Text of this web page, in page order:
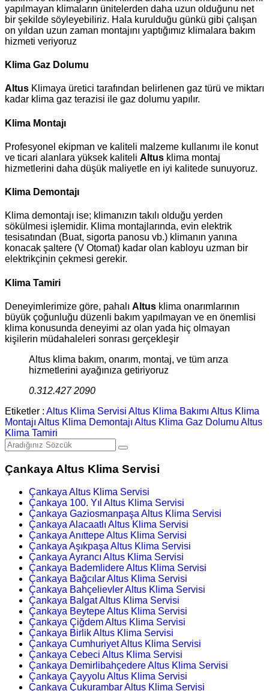
yapılmayan klimaların ünitelerden daha uzun olduğunu net
bir şekilde söyleyebiliriz. Hala kurulduğu günkü gibi çalışan
on yıldan uzun zaman montajını yaptığımız klimalara bakım
hizmeti veriyoruz
Klima Gaz Dolumu
Altus Klimaya üretici tarafından belirlenen gaz türü ve miktarı
kadar klima gaz terazisi ile gaz dolumu yapılır.
Klima Montajı
Profesyonel ekipman ve kaliteli malzeme kullanımı ile konut
ve ticari alanlara yüksek kaliteli Altus klima montaj
hizmetlerini daha düşük maliyetle en iyi kalitede sunuyoruz.
Klima Demontajı
Klima demontajı ise; klimanızın takılı olduğu yerden
sökülmesi işlemidir. Klima montajlarında, evin elektrik
tesisatından (Buat, sigorta panosu vb.) klimanın yanına
konacak şaltere (V Otomat) kadar olan kabloyu uzman bir
elektrikçinin çekmesi gerekir.
Klima Tamiri
Deneyimlerimize göre, pahalı Altus klima onarımlarının
büyük çoğunluğu düzenli bakım yapılmayan ve en önemlisi
klima konusunda deneyimi az olan yada hiç olmayan
kişilerin müdahaleleri sonrası gerçekleşir
Altus klima bakım, onarım, montaj, ve tüm arıza
hizmetlerini ayağınıza getiriyoruz
0.312.427 2090
Etiketler : Altus Klima Servisi Altus Klima Bakımı Altus Klima
Montajı Altus Klima Demontajı Altus Klima Gaz Dolumu Altus
Klima Tamiri
Çankaya Altus Klima Servisi
Çankaya Altus Klima Servisi
Çankaya 100. Yıl Altus Klima Servisi
Çankaya Gaziosmanpaşa Altus Klima Servisi
Çankaya Alacaatlı Altus Klima Servisi
Çankaya Anıttepe Altus Klima Servisi
Çankaya Aşıkpaşa Altus Klima Servisi
Çankaya Ayrancı Altus Klima Servisi
Çankaya Bademlidere Altus Klima Servisi
Çankaya Bağcılar Altus Klima Servisi
Çankaya Bahçelievler Altus Klima Servisi
Çankaya Balgat Altus Klima Servisi
Çankaya Beytepe Altus Klima Servisi
Çankaya Çiğdem Altus Klima Servisi
Çankaya Birlik Altus Klima Servisi
Çankaya Cumhuriyet Altus Klima Servisi
Çankaya Cebeci Altus Klima Servisi
Çankaya Demirlibahçedere Altus Klima Servisi
Çankaya Çayyolu Altus Klima Servisi
Çankaya Çukurambar Altus Klima Servisi